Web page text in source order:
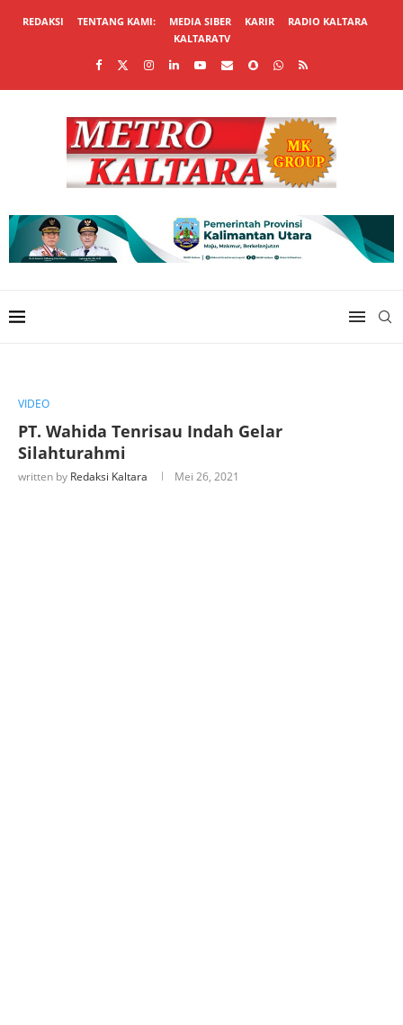
REDAKSI TENTANG KAMI: MEDIA SIBER KARIR
RADIO KALTARA
KALTARATV
VIDEO
PT. Wahida Tenrisau Indah Gelar
Silahturahmi
written by Redaksi Kaltara Mei 26, 2021